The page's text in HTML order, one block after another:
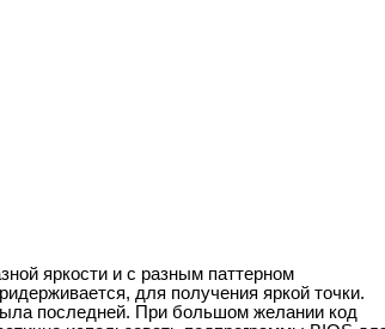
яркости и с разным паттерном
для получения яркой точки.